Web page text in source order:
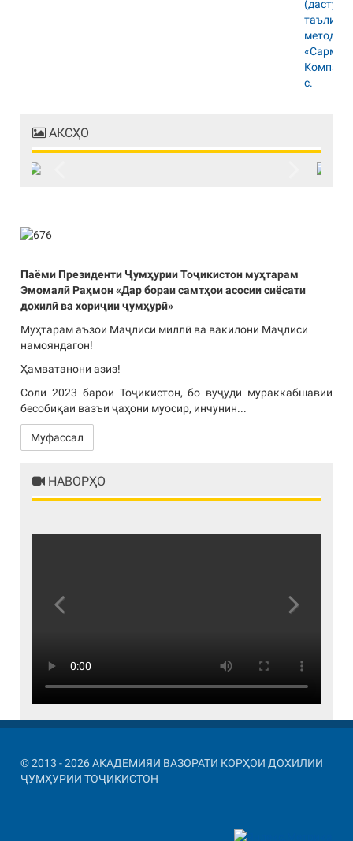
АКСҲО
Паёми Президенти Ҷумҳурии Тоҷикистон муҳтарам
Эмомалӣ Раҳмон «Дар бораи самтҳои асосии сиёсати
дохилӣ ва хориҷии ҷумҳурӣ»
Муҳтарам аъзои Маҷлиси миллӣ ва вакилони Маҷлиси
намояндагон!
Ҳамватанони азиз!
Соли 2023 барои Тоҷикистон, бо вуҷуди мураккабшавии
бесобиқаи вазъи ҷаҳони муосир, инчунин...
Муфассал
НАВОРҲО
© 2013 - 2026 АКАДЕМИЯИ ВАЗОРАТИ КОРҲОИ ДОХИЛИИ
ҶУМҲУРИИ ТОҶИКИСТОН